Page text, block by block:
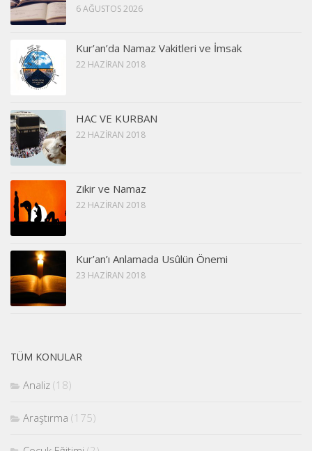
6 AĞUSTOS 2026
Kur’an’da Namaz Vakitleri ve İmsak
22 HAZIRAN 2018
HAC VE KURBAN
22 HAZIRAN 2018
Zikir ve Namaz
22 HAZIRAN 2018
Kur’an’ı Anlamada Usûlün Önemi
23 HAZIRAN 2018
TÜM KONULAR
Analiz (18)
Araştırma (175)